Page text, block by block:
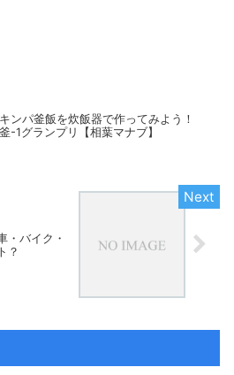
キンパ釜飯を炊飯器で作ってみよう！
釜-1グランプリ【相葉マナブ】
・バイク・
？